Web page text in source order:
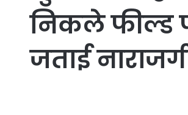
निकले फील्ड
जताई